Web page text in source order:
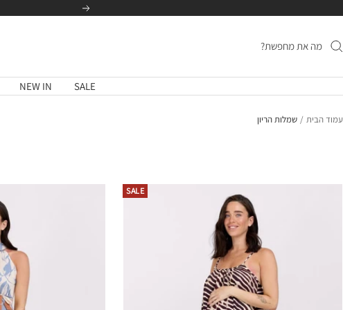
הקודם
SALE
NEW IN
עמוד הבית שמלות הריון
SALE